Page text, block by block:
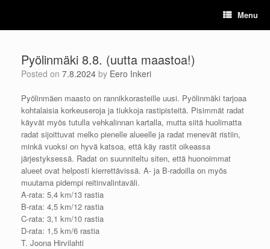
content
Menu
Pyölinmäki 8.8. (uutta maastoa!)
Posted on 7.8.2024 by Eero Inkeri
Pyölinmäen maasto on rannikkorasteille uusi. Pyölinmäki tarjoaa
kohtalaisia korkeuseroja ja tiukkoja rastipisteitä. Pisimmät radat
käyvät myös tutulla vehkalinnan kartalla, mutta siitä huolimatta
radat sijoittuvat melko pienelle alueelle ja radat menevät ristiin,
minkä vuoksi on hyvä katsoa, että käy rastit oikeassa
järjestyksessä. Radat on suunniteltu siten, että huonoimmat
alueet ovat helposti kierrettävissä. A- ja B-radoilla on myös
muutama pidempi reitinvalintaväli.
A-rata: 5,4 km/13 rastia
B-rata: 4,5 km/12 rastia
C-rata: 3,1 km/10 rastia
D-rata: 1,5 km/6 rastia
T. Joona Hirvilahti